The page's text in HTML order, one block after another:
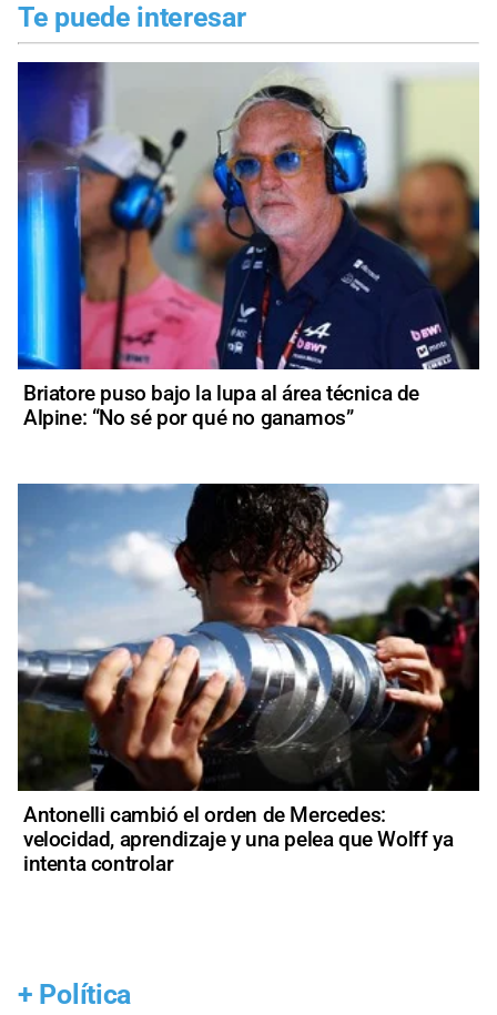
Te puede interesar
Briatore puso bajo la lupa al área técnica de
Alpine: “No sé por qué no ganamos”
Antonelli cambió el orden de Mercedes:
velocidad, aprendizaje y una pelea que Wolff ya
intenta controlar
+ Política